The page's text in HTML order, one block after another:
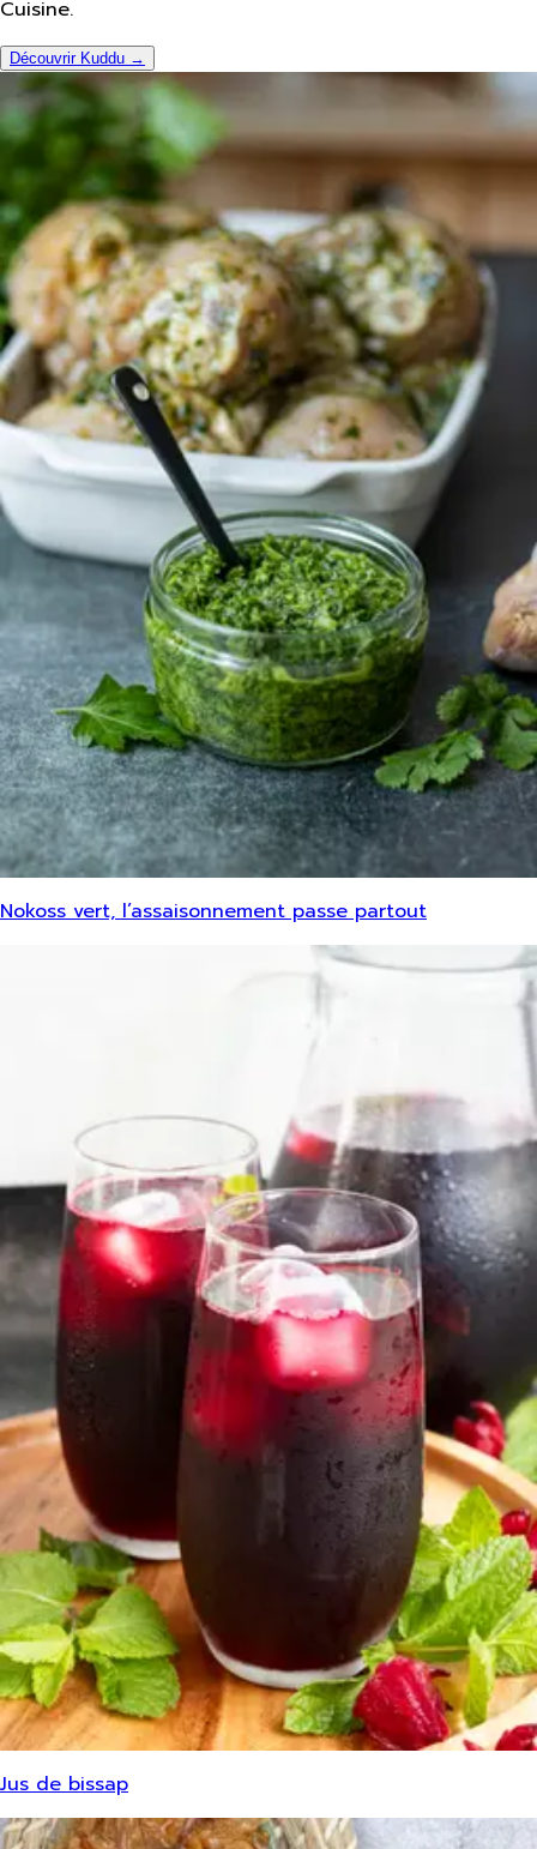
Cuisine.
Découvrir Kuddu →
Nokoss vert, l’assaisonnement passe partout
Jus de bissap